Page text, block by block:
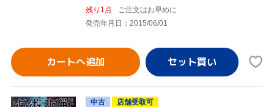
残り1点
ご注文はお早めに
発売年月日：2015/06/01
カートへ追加
中古
店舗受取可